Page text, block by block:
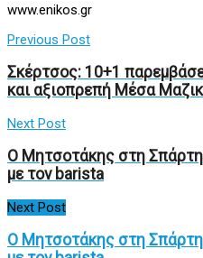
www.enikos.gr
Previous Post
Σκέρτσος: 10+1
και αξιοπρεπή Μέσα
Next Post
Ο Μητσοτάκης στη
με τον barista
Next Post
Ο Μητσοτάκης στη